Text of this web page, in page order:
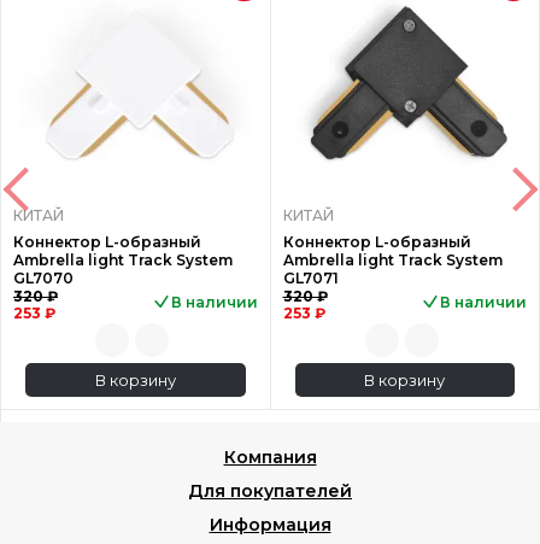
КИТАЙ
Коннектор L-образный
Ambrella light Track System
GL7070
320 ₽
253 ₽
В наличии
В корзину
КИТАЙ
Коннектор L-образный
Ambrella light Track System
GL7071
320 ₽
253 ₽
В наличии
В корзину
Компания
Для покупателей
Информация